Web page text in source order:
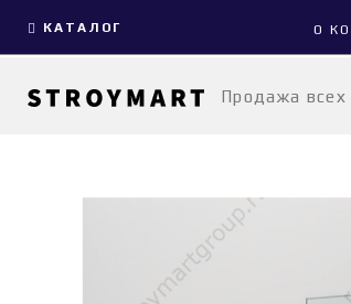
КАТАЛОГ О
Продажа всех